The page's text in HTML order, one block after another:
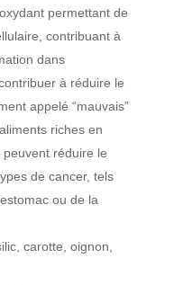
permettant de
contribuant à
dans
à réduire le
appelé “mauvais”
riches en
réduire le
de cancer, tels
ou de la
carotte, oignon,